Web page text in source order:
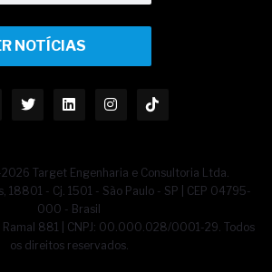
NOTÍCIAS
Target Engenharia e Consultoria Ltda.
18801 - Cj. 1501 - São Paulo - SP | CEP 04795-
000 - Brasil
Ramal 881 | CNPJ: 00.000.028/0001-29. Todos
os direitos reservados.